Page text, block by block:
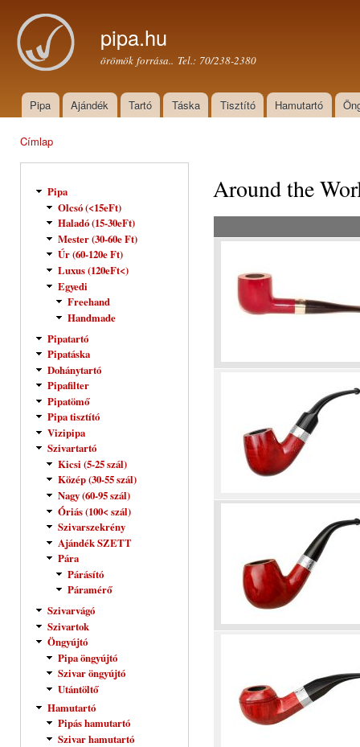
pipa.hu
örömök forrása.. Tel.: 70/238-2380
Főmenü
Pipa Ajándék Tartó Táska Tisztító Hamutartó
Címlap
Pipa
Olcsó (<15eFt)
Haladó (15-30eFt)
Mester (30-60e Ft)
Úr (60-120e Ft)
Luxus (120eFt<)
Egyedi
Freehand
Handmade
Pipatartó
Pipatáska
Dohánytartó
Pipafilter
Pipatömő
Pipa tisztító
Vizipipa
Szivartartó
Kicsi (5-25 szál)
Közép (30-55 szál)
Nagy (60-95 szál)
Óriás (100< szál)
Szivarszekrény
Ajándék SZETT
Pára
Párásító
Páramérő
Szivarvágó
Szivartok
Öngyújtó
Pipa öngyújtó
Szivar öngyújtó
Utántöltő
Hamutartó
Pipás hamutartó
Szivar hamutartó
Around the